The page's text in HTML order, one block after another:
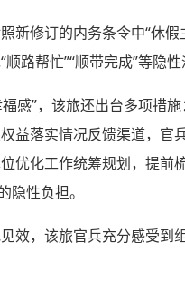
新修订的内务条令中“休
路帮忙”“顺带完成”等隐性
感”，该旅还出台多项措
益落实情况反馈渠道，官
优化工作统筹规划，提
隐性负担。
效，该旅官兵充分感受